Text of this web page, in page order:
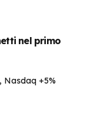
nel primo